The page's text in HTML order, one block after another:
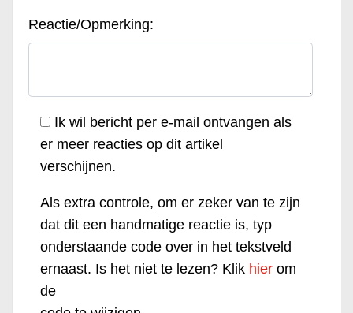
Reactie/Opmerking:
Ik wil bericht per e-mail ontvangen als
er meer reacties op dit artikel
verschijnen.
Als extra controle, om er zeker van te zijn
dat dit een handmatige reactie is, typ
onderstaande code over in het tekstveld
ernaast. Is het niet te lezen? Klik hier om
de